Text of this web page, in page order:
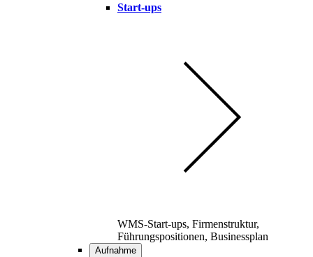
Start-ups
WMS-Start-ups, Firmenstruktur,
Führungspositionen, Businessplan
Aufnahme